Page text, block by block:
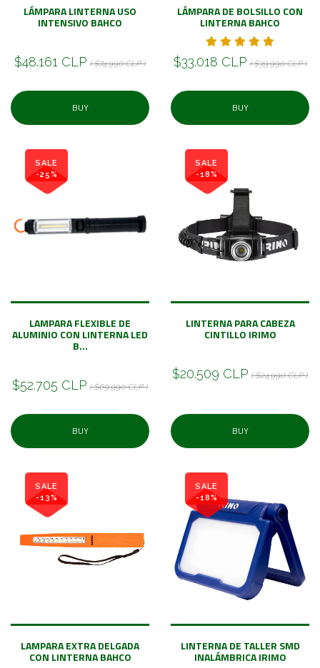
LÁMPARA LINTERNA USO
INTENSIVO BAHCO
$48.161 CLP ( $74.990 CLP )
BUY
LÁMPARA DE BOLSILLO CON
LINTERNA BAHCO
$33.018 CLP ( $39.990 CLP )
BUY
SALE
-25%
LAMPARA FLEXIBLE DE
ALUMINIO CON LINTERNA LED
B...
$52.705 CLP ( $69.990 CLP )
BUY
SALE
-18%
LINTERNA PARA CABEZA
CINTILLO IRIMO
$20.509 CLP ( $24.990 CLP )
BUY
SALE
-13%
LAMPARA EXTRA DELGADA
CON LINTERNA BAHCO
SALE
-18%
LINTERNA DE TALLER SMD
INALÁMBRICA IRIMO